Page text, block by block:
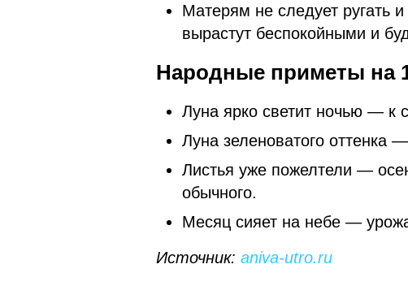
Матерям не следует ругать
вырастут беспокойными и
Народные приметы на
Луна ярко светит ночью — к
Луна зеленоватого оттенка
Листья уже пожелтели —
обычного.
Месяц сияет на небе —
Источник: aniva-utro.ru